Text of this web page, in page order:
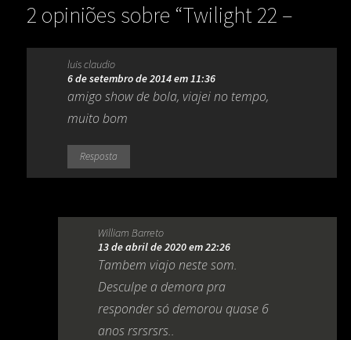
2 opiniões sobre “Twilight 22 –
Electric Kingdom (melô do Arabe)
(1984)”
luis claudio
6 de setembro de 2014 em 11:36
amigo show de bola, viajei no tempo,
muito bom
Resposta
William Barreto
13 de abril de 2020 em 22:26
Tambem viajo neste som.
Desculpe a demora pra
responder só demorou quase 6
anos rsrsrsrs..